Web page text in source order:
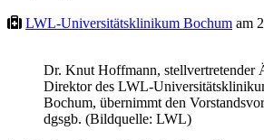
LWL-Universitätsklinikum Bochum am
Dr. Knut Hoffmann, stellvertretender
Direktor des LWL-
Bochum, übernimmt den
dgsgb. (Bildquelle: LWL)